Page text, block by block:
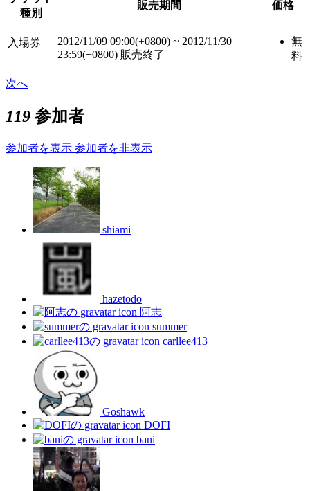
種別
販売期間 価格
入場券 2012/11/09 09:00(+0800) ~ 2012/11/30
23:59(+0800) 販売終了
無
料
次へ
119 参加者
参加者を表示 参加者を非表示
shiami
hazetodo
阿志
summer
carllee413
Goshawk
DOFI
bani